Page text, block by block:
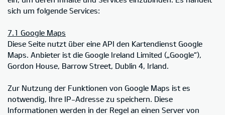
sich um folgende Services:
7.1 Google Maps
Diese Seite nutzt über eine API den Kartendienst Google
Maps. Anbieter ist die Google Ireland Limited („Google“),
Gordon House, Barrow Street, Dublin 4, Irland.
Zur Nutzung der Funktionen von Google Maps ist es
notwendig, Ihre IP-Adresse zu speichern. Diese
Informationen werden in der Regel an einen Server von